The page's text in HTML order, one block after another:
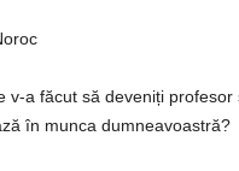
v-a făcut să deveniți
în munca dumneavoastră?